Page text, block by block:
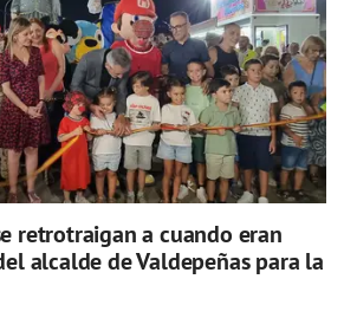
retrotraigan a cuando eran
alcalde de Valdepeñas para la